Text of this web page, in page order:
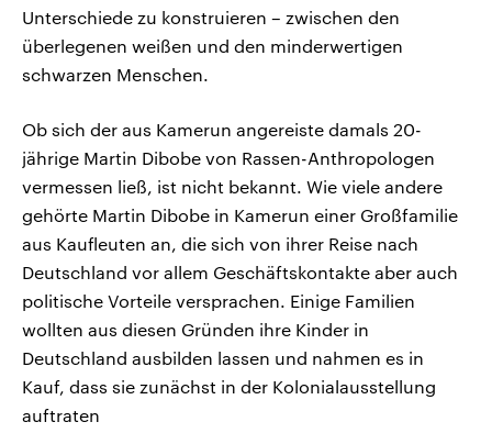
Unterschiede zu konstruieren – zwischen den
überlegenen weißen und den minderwertigen
schwarzen Menschen.
Ob sich der aus Kamerun angereiste damals 20-
jährige Martin Dibobe von Rassen-Anthropologen
vermessen ließ, ist nicht bekannt. Wie viele andere
gehörte Martin Dibobe in Kamerun einer Großfamilie
aus Kaufleuten an, die sich von ihrer Reise nach
Deutschland vor allem Geschäftskontakte aber auch
politische Vorteile versprachen. Einige Familien
wollten aus diesen Gründen ihre Kinder in
Deutschland ausbilden lassen und nahmen es in
Kauf, dass sie zunächst in der Kolonialausstellung
auftraten